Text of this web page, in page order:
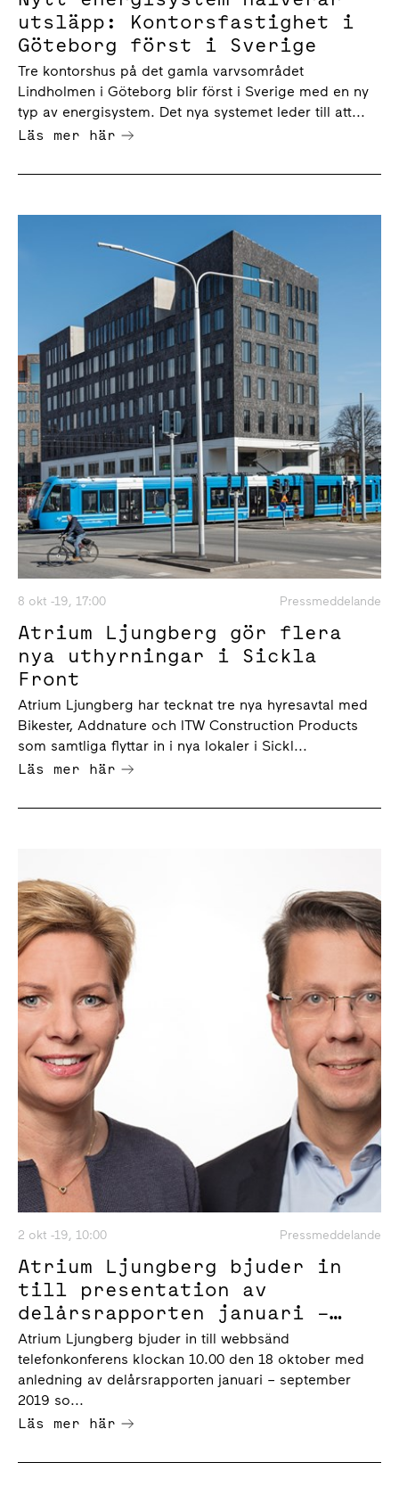
utsläpp: Kontorsfastighet i
Göteborg först i Sverige
Tre kontorshus på det gamla varvsområdet
Lindholmen i Göteborg blir först i Sverige med en ny
typ av energisystem. Det nya systemet leder till att...
Läs mer här
8 okt -19, 17:00 Pressmeddelande
Atrium Ljungberg gör flera
nya uthyrningar i Sickla
Front
Atrium Ljungberg har tecknat tre nya hyresavtal med
Bikester, Addnature och ITW Construction Products
som samtliga flyttar in i nya lokaler i Sickl...
Läs mer här
2 okt -19, 10:00 Pressmeddelande
Atrium Ljungberg bjuder in
till presentation av
delårsrapporten januari –
september 2019, fredag den 18
oktober 2019 klockan 10.00
Atrium Ljungberg bjuder in till webbsänd
telefonkonferens klockan 10.00 den 18 oktober med
anledning av delårsrapporten januari – september
2019 so...
Läs mer här